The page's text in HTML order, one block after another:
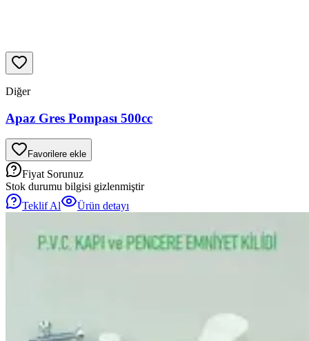
Diğer
Apaz Gres Pompası 500cc
Favorilere ekle
Fiyat Sorunuz
Stok durumu bilgisi gizlenmiştir
Teklif Al
Ürün detayı